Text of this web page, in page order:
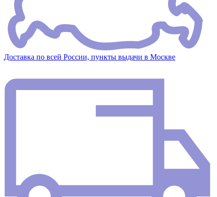
Доставка по всей России, пункты выдачи в Москве